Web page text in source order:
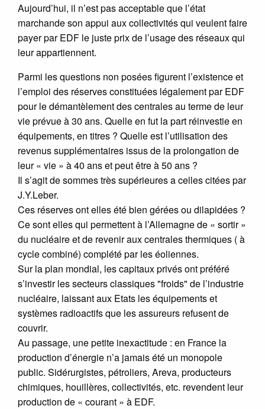
Aujourd’hui, il n’est pas acceptable que l’état
marchande son appui aux collectivités qui veulent faire
payer par EDF le juste prix de l’usage des réseaux qui
leur appartiennent.
Parmi les questions non posées figurent l’existence et
l’emploi des réserves constituées légalement par EDF
pour le démantèlement des centrales au terme de leur
vie prévue à 30 ans. Quelle en fut la part réinvestie en
équipements, en titres ? Quelle est l’utilisation des
revenus supplémentaires issus de la prolongation de
leur « vie » à 40 ans et peut être à 50 ans ?
Il s’agit de sommes très supérieures a celles citées par
J.Y.Leber.
Ces réserves ont elles été bien gérées ou dilapidées ?
Ce sont elles qui permettent à l’Allemagne de « sortir »
du nucléaire et de revenir aux centrales thermiques ( à
cycle combiné) complété par les éoliennes.
Sur la plan mondial, les capitaux privés ont préféré
s’investir les secteurs classiques "froids" de l’industrie
nucléaire, laissant aux Etats les équipements et
systèmes radioactifs que les assureurs refusent de
couvrir.
Au passage, une petite inexactitude : en France la
production d’énergie n’a jamais été un monopole
public. Sidérurgistes, pétroliers, Areva, producteurs
chimiques, houillères, collectivités, etc. revendent leur
production de « courant » à EDF.